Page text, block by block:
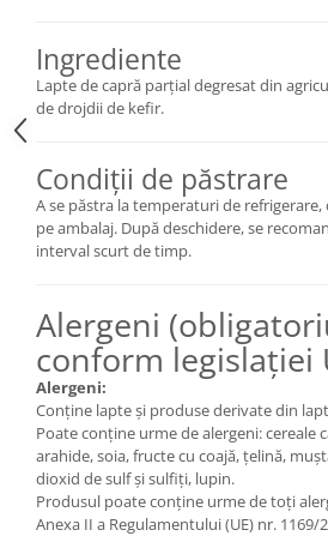
Ingrediente
Lapte de capră parțial degresat din
de drojdii de kefir.
Condiții de păstrare
A se păstra la temperaturi de
pe ambalaj. După deschidere, se
interval scurt de timp.
Alergeni
conform legislației
Alergeni:
Conține lapte și produse derivate din
Poate conține urme de alergeni: cereale
arahide, soia, fructe cu coajă, țelină,
dioxid de sulf și sulfiți, lupin.
Produsul poate conține urme de toți
Anexa II a Regulamentului (UE) nr. 1169/